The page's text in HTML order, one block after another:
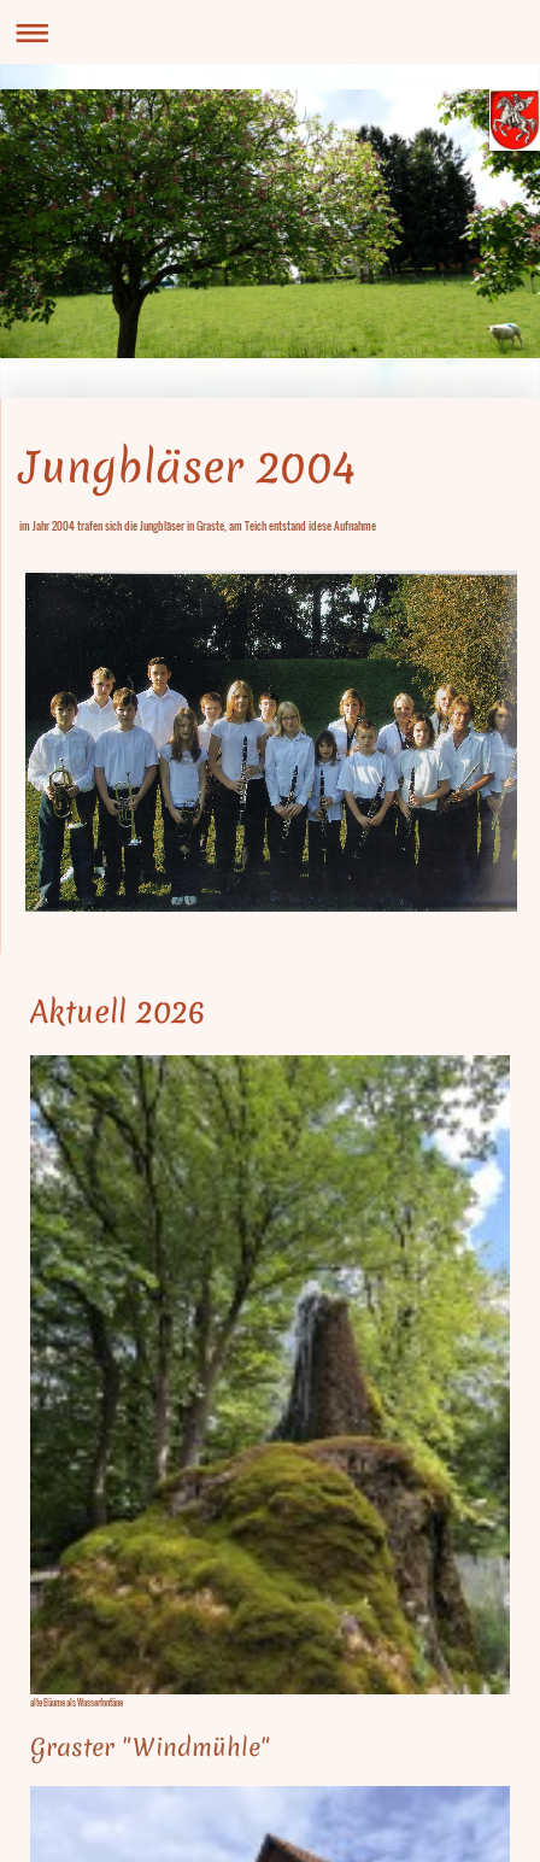
Jungbläser 2004
im Jahr 2004 trafen sich die Jungbläser in Graste, am Teich entstand idese Aufnahme
Aktuell 2026
alte Bäume als Wasserfontäne
Graster "Windmühle"